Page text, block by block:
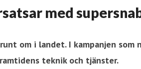
med
om i landet. I kampanjen
teknik och tjänster.